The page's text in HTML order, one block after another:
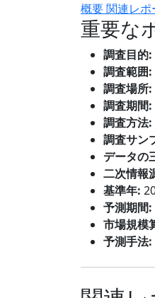
概要関連レポ
重要な
調査目的:
調査範囲:
調査場所:
調査期間:
調査方法:
調査サン
データの
二次情報
基準年:
予測期間:
市場規模
予測手法: